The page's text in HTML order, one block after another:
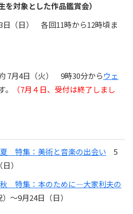
対象とした作品鑑賞会）
日（日） 各回11時から12時頃ま
7月4日（火） 9時30分からウェ
（7月４日、受付は終了しまし
夏 特集：美術と音楽の出会い 5
）
秋 特集：本のために―大家利夫の
〜9月24日（日）